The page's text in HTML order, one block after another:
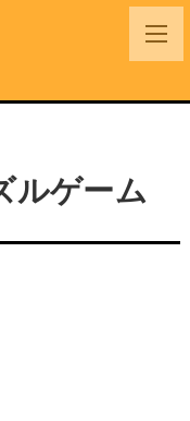
ルゲーム